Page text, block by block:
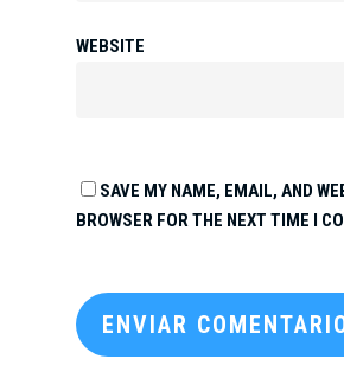
WEBSITE
SAVE MY NAME, EMAIL, AND
BROWSER FOR THE NEXT TIME I